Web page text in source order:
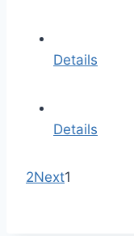
Details
Details
2Next1